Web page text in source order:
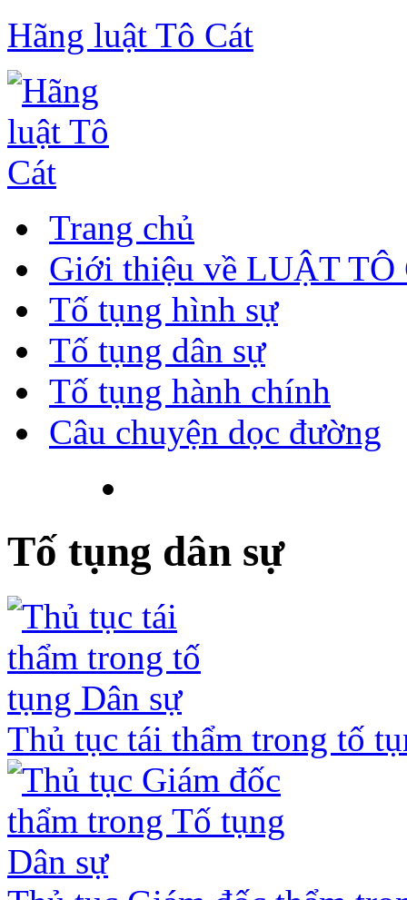
Hãng luật Tô Cát
Trang chủ
Giới thiệu về LUẬT TÔ
Tố tụng hình sự
Tố tụng dân sự
Tố tụng hành chính
Câu chuyện dọc đường
Tố tụng dân sự
Thủ tục tái thẩm trong tố